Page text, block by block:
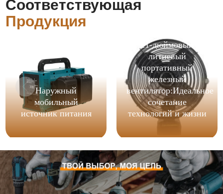
Соответствующая
Продукция
Наружный
мобильный
источник питания
11-дюймовый
литиевый
портативный
железный
вентилятор:Идеальное
сочетание
технологий и жизни